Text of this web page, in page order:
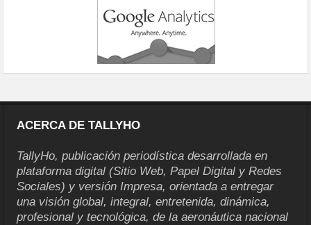
ACERCA DE TALLYHO
TallyHo, publicación periodística desarrollada en
plataforma digital (Sitio Web, Papel Digital y Redes
Sociales) y versión Impresa, orientada a entregar
una visión global, integral, entretenida, dinámica,
profesional y tecnológica, de la aeronáutica nacional